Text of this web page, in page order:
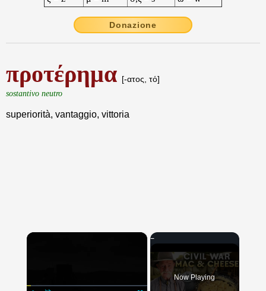
Donazione
προτέρημα [-ατος, τό]
sostantivo neutro
superiorità, vantaggio, vittoria
×
Now Playing